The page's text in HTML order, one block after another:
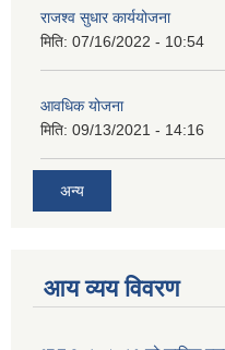
राजश्व सुधार कार्ययोजना
मिति: 07/16/2022 - 10:54
आवधिक योजना
मिति: 09/13/2021 - 14:16
अन्य
आय व्यय विवरण